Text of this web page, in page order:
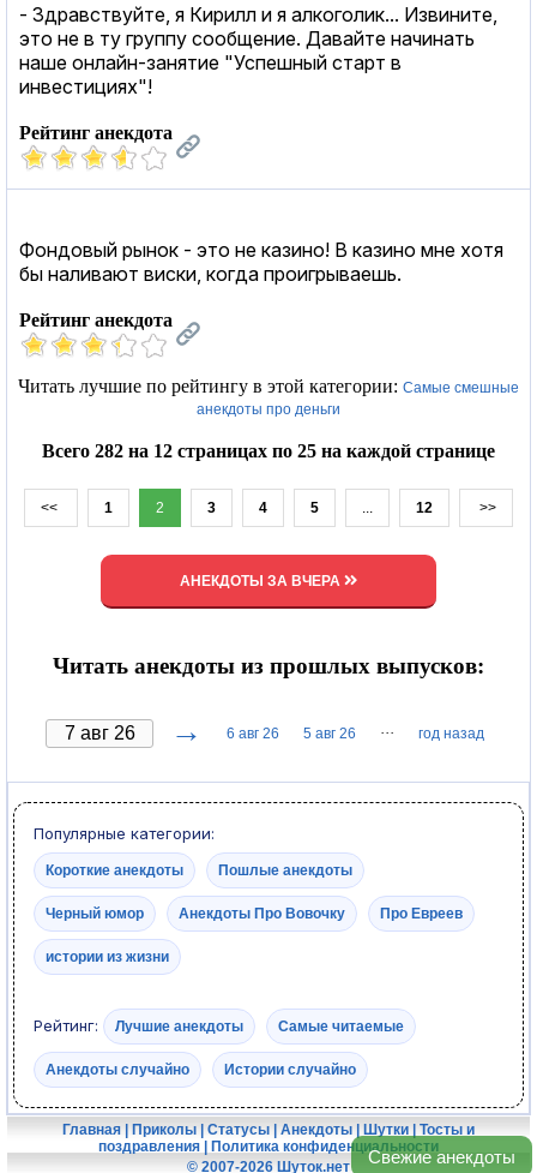
Свежие анекдоты
- Здравствуйте, я Кирилл и я алкоголик... Извините,
это не в ту группу сообщение. Давайте начинать
наше онлайн-занятие "Успешный старт в
инвестициях"!
Рейтинг анекдота
Фондовый рынок - это не казино! В казино мне хотя
бы наливают виски, когда проигрываешь.
Рейтинг анекдота
Читать лучшие по рейтингу в этой категории: Самые смешные
анекдоты про деньги
Всего 282 на 12 страницах по 25 на каждой странице
<< 1 2 3 4 5 ... 12 >>
АНЕКДОТЫ ЗА ВЧЕРА
Читать анекдоты из прошлых выпусков:
→ 6 авг 26 5 авг 26 ··· год назад
Популярные категории:
Короткие анекдоты Пошлые анекдоты
Черный юмор Анекдоты Про Вовочку Про Евреев
истории из жизни
Рейтинг: Лучшие анекдоты Самые читаемые
Анекдоты случайно Истории случайно
Главная | Приколы | Статусы | Анекдоты | Шутки | Тосты и
поздравления | Политика конфиденциальности
© 2007-2026 Шуток.нет